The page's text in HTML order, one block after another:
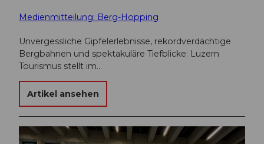
Medienmitteilung: Berg-Hopping
Unvergessliche Gipfelerlebnisse, rekordverdächtige
Bergbahnen und spektakuläre Tiefblicke: Luzern
Tourismus stellt im…
Artikel ansehen